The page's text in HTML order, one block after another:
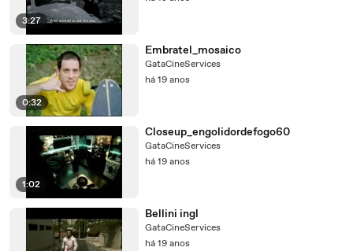
3:27
0:32
Embratel_mosaico
GataCineServices
há 19 anos
1:02
Closeup_engolidordefogo60
GataCineServices
há 19 anos
Bellini ingl
GataCineServices
há 19 anos